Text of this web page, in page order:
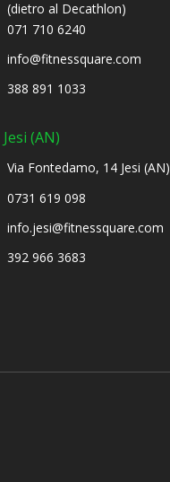
(dietro al Decathlon)
071 710 6240
info@fitnessquare.com
388 891 1033
(AN)
Via Fontedamo, 14 Jesi (AN)
0731 619 098
info.jesi@fitnessquare.com
392 966 3683